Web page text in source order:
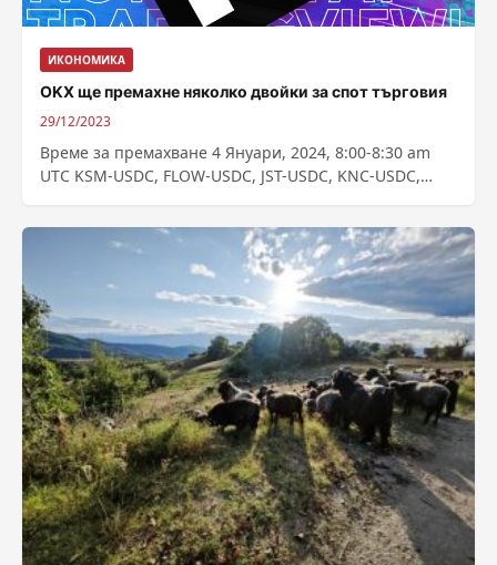
ИКОНОМИКА
OKX ще премахне няколко двойки за спот търговия
29/12/2023
Време за премахване 4 Януари, 2024, 8:00-8:30 am
UTC KSM-USDC, FLOW-USDC, JST-USDC, KNC-USDC,
USDT; Време за...